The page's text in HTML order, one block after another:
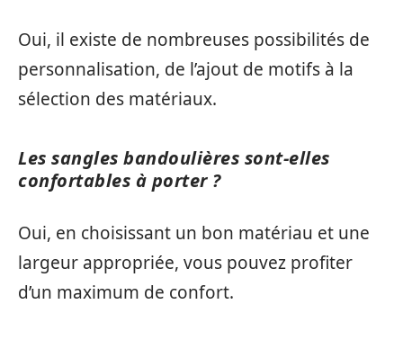
Oui, il existe de nombreuses possibilités de
personnalisation, de l’ajout de motifs à la
sélection des matériaux.
Les sangles bandoulières sont-elles
confortables à porter ?
Oui, en choisissant un bon matériau et une
largeur appropriée, vous pouvez profiter
d’un maximum de confort.